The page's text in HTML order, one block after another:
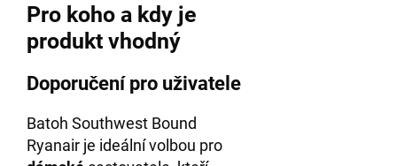
Pro koho a kdy je
produkt vhodný
Doporučení pro uživatele
Batoh Southwest Bound
Ryanair je ideální volbou pro